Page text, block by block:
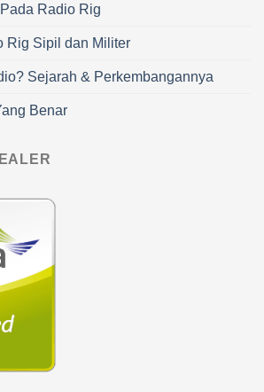
Radio Rig
Rig Sipil dan Militer
Sejarah & Perkembangannya
Benar